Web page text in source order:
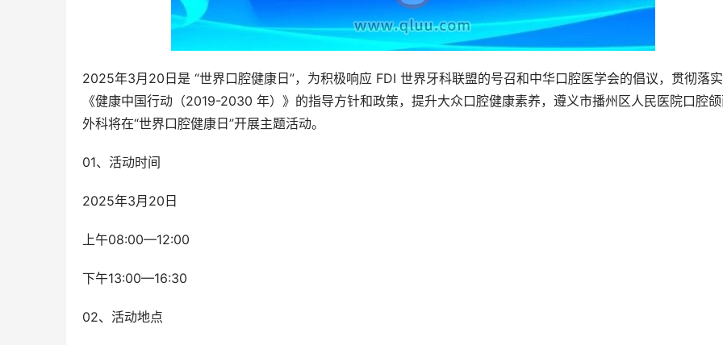
2025年3月20日是 “世界口腔健康日”，为积极响应 FDI 世界牙科联盟的号召和中华口腔医学会的倡议，贯彻落实
《健康中国行动（2019-2030 年）》的指导方针和政策，提升大众口腔健康素养，遵义市播州区人民医院口腔
外科将在“世界口腔健康日”开展主题活动。
01、活动时间
2025年3月20日
上午08:00—12:00
下午13:00—16:30
02、活动地点